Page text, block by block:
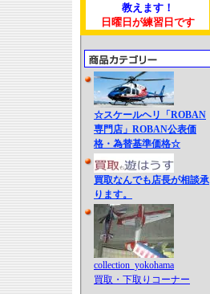
教えます！
日曜日が練習日です
☆スケールヘリ「ROBAN
専門店」ROBAN公表価
格・為替基準価格☆
買取なんでも店長が相談承
ります。
collection_yokohama
買取・下取りコーナー